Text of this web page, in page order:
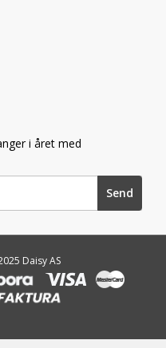
i året med
Send
Daisy AS